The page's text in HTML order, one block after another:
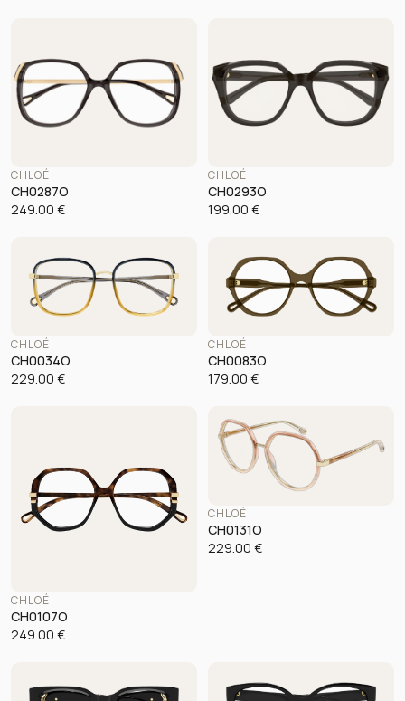
CHLOÉ
CH0287O
249.00 €
CHLOÉ
CH0293O
199.00 €
CHLOÉ
CH0034O
229.00 €
CHLOÉ
CH0083O
179.00 €
CHLOÉ
CH0107O
249.00 €
CHLOÉ
CH0131O
229.00 €